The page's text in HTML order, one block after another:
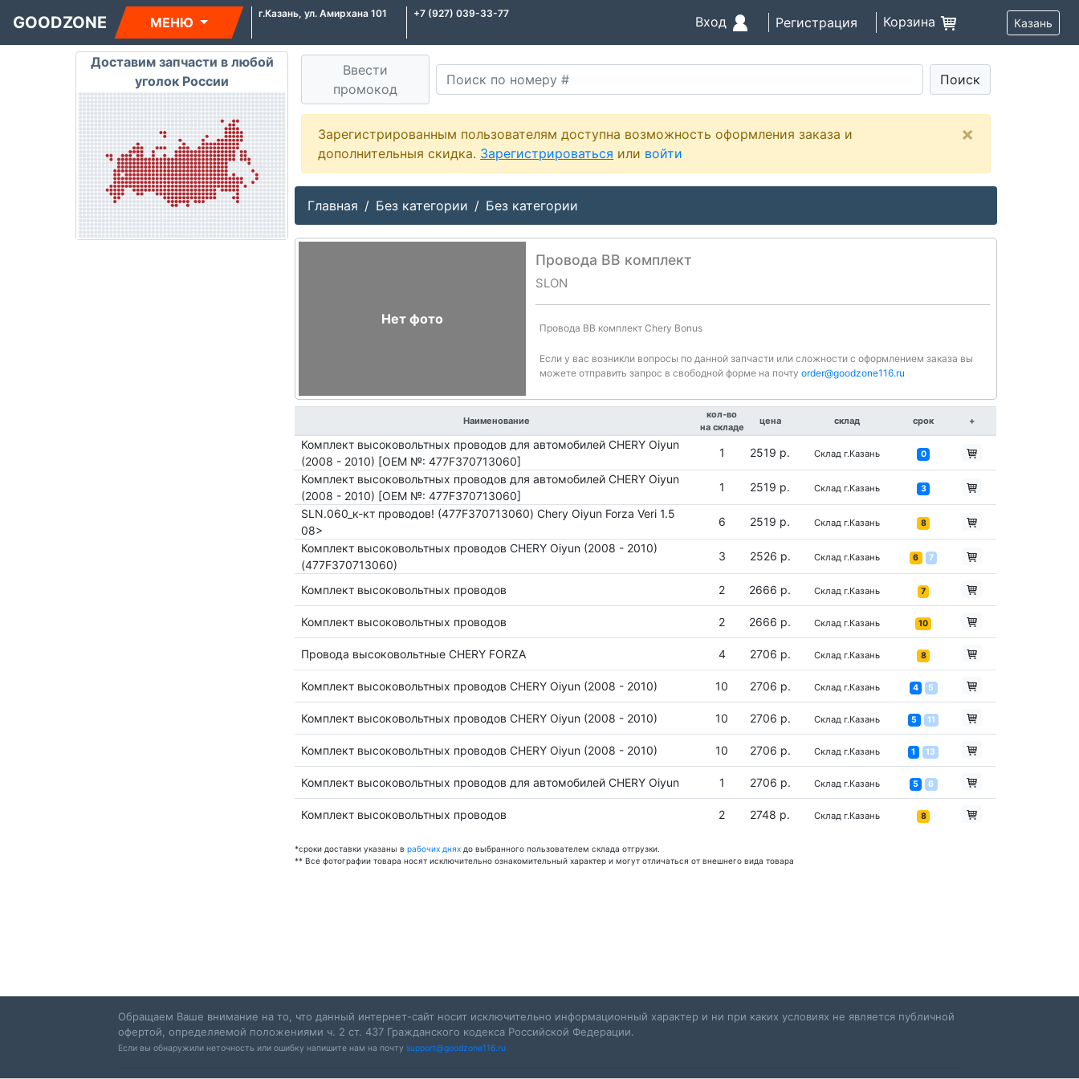
GOODZONE МЕНЮ
г.Казань, ул. Амирхана 101 +7 (927) 039-33-77
Вход Регистрация Корзина Казань
Доставим запчасти в любой
уголок России
Ввести
промокод
Поиск
Зарегистрированным пользователям доступна возможность оформления заказа и
дополнительныя скидка. Зарегистрироваться или войти
×
Главная Без категории Без категории
Нет фото
Провода ВВ комплект
SLON
Провода ВВ комплект Chery Bonus
Если у вас возникли вопросы по данной запчасти или сложности с оформлением заказа вы
можете отправить запрос в свободной форме на почтуorder@goodzone116.ru
Наименование
кол-во
на складе
цена склад срок +
Комплект высоковольтных проводов для автомобилей CHERY Oiyun
(2008 - 2010) [OEM №: 477F370713060]
1 2519 р. Склад г.Казань 0
Комплект высоковольтных проводов для автомобилей CHERY Oiyun
(2008 - 2010) [OEM №: 477F370713060]
1 2519 р. Склад г.Казань 3
SLN.060_к-кт проводов! (477F370713060) Chery Oiyun Forza Veri 1.5
08>
6 2519 р. Склад г.Казань 8
Комплект высоковольтных проводов CHERY Oiyun (2008 - 2010)
(477F370713060)
3 2526 р. Склад г.Казань 6 7
Комплект высоковольтных проводов 2 2666 р. Склад г.Казань 7
Комплект высоковольтных проводов 2 2666 р. Склад г.Казань 10
Провода высоковольтные CHERY FORZA 4 2706 р. Склад г.Казань 8
Комплект высоковольтных проводов CHERY Oiyun (2008 - 2010) 10 2706 р. Склад г.Казань 4 5
Комплект высоковольтных проводов CHERY Oiyun (2008 - 2010) 10 2706 р. Склад г.Казань 5 11
Комплект высоковольтных проводов CHERY Oiyun (2008 - 2010) 10 2706 р. Склад г.Казань 1 13
Комплект высоковольтных проводов для автомобилей CHERY Oiyun 1 2706 р. Склад г.Казань 5 6
Комплект высоковольтных проводов 2 2748 р. Склад г.Казань 8
*сроки доставки указаны врабочих днях до выбранного пользователем склада отгрузки.
** Все фотографии товара носят исключительно ознакомительный характер и могут отличаться от внешнего вида товара
Обращаем Ваше внимание на то, что данный интернет-сайт носит исключительно информационный характер и ни при каких условиях не является публичной
офертой, определяемой положениями ч. 2 ст. 437 Гражданского кодекса Российской Федерации.
Если вы обнаружили неточность или ошибку напишите нам на почту support@goodzone116.ru